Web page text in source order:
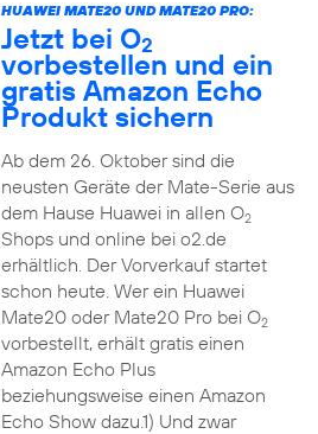
HUAWEI MATE20 UND MATE20 PRO:
Jetzt bei O2
vorbestellen und ein
gratis Amazon Echo
Produkt sichern
Ab dem 26. Oktober sind die
neusten Geräte der Mate-Serie aus
dem Hause Huawei in allen O2
Shops und online bei o2.de
erhältlich. Der Vorverkauf startet
schon heute. Wer ein Huawei
Mate20 oder Mate20 Pro bei O2
vorbestellt, erhält gratis einen
Amazon Echo Plus
beziehungsweise einen Amazon
Echo Show dazu.1) Und zwar